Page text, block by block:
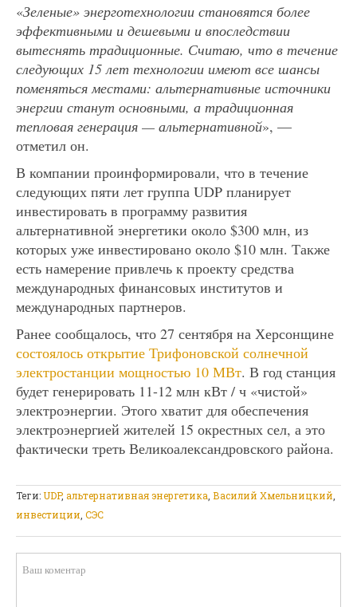
«Зеленые» энерготехнологии становятся более
эффективными и дешевыми и впоследствии
вытеснять традиционные. Считаю, что в течение
следующих 15 лет технологии имеют все шансы
поменяться местами: альтернативные источники
энергии станут основными, а традиционная
тепловая генерация — альтернативной», —
отметил он.
В компании проинформировали, что в течение
следующих пяти лет группа UDP планирует
инвестировать в программу развития
альтернативной энергетики около $300 млн, из
которых уже инвестировано около $10 млн. Также
есть намерение привлечь к проекту средства
международных финансовых институтов и
международных партнеров.
Ранее сообщалось, что 27 сентября на Херсонщине
состоялось открытие Трифоновской солнечной
электростанции мощностью 10 МВт. В год станция
будет генерировать 11-12 млн кВт / ч «чистой»
электроэнергии. Этого хватит для обеспечения
электроэнергией жителей 15 окрестных сел, а это
фактически треть Великоалександровского района.
Теги:UDP, альтернативная энергетика Василий Хмельницкий
инвестиции СЭС